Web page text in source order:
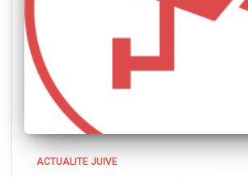
ACTUALITE JUIVE